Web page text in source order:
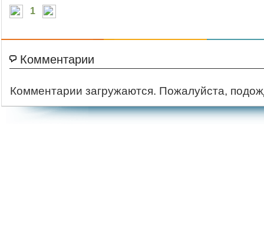
1
Комментарии
Комментарии загружаются. Пожалуйста,